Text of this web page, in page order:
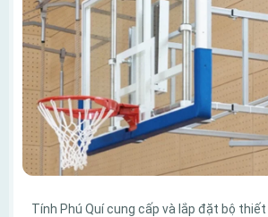
Tính Phú Quí cung cấp và lắp đặt bộ